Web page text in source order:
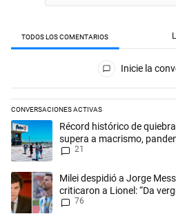
TODOS LOS COMENTARIOS
Todos los comentarios
Inicie la
CONVERSACIONES ACTIVAS
Este listado muestra los artículos con
Un artículo de tendencia con el título
Récord histórico de
supera a macrismo,
21
Un artículo de tendencia con el título
Milei despidió a Jorge
criticaron a Lionel: “Da
Messi”
76